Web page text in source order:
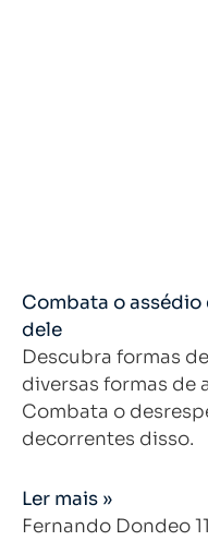
Combata o
dele
Descubra formas
diversas formas de
Combata o
decorrentes disso.
Ler mais »
Fernando Dondeo